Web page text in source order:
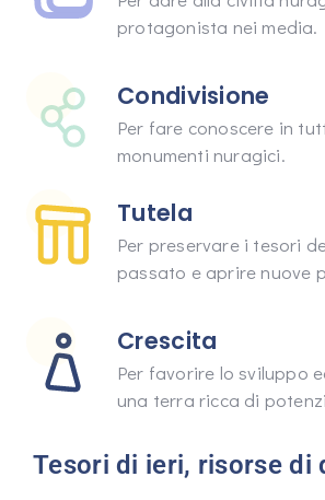
protagonista nei media.
Condivisione
Per fare conoscere in
monumenti nuragici.
Tutela
Per preservare i tesori
passato e aprire nuove
Crescita
Per favorire lo sviluppo
una terra ricca di
Tesori di ieri, risorse di